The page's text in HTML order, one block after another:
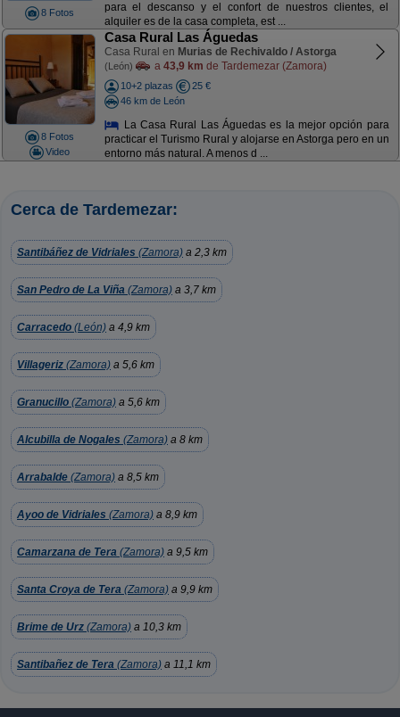
8 Fotos
para el descanso y el confort de nuestros clientes, el
alquiler es de la casa completa, est ...
8 Fotos
Video
Casa Rural Las Águedas
Casa Rural en Murias de Rechivaldo / Astorga
(León) a 43,9 km de Tardemezar (Zamora)
10+2 plazas
25 €
46 km de León
La Casa Rural Las Águedas es la mejor opción para
practicar el Turismo Rural y alojarse en Astorga pero en un
entorno más natural. A menos d ...
Cerca de Tardemezar:
Santibáñez de Vidriales (Zamora) a 2,3 km
San Pedro de La Viña (Zamora) a 3,7 km
Carracedo (León) a 4,9 km
Villageriz (Zamora) a 5,6 km
Granucillo (Zamora) a 5,6 km
Alcubilla de Nogales (Zamora) a 8 km
Arrabalde (Zamora) a 8,5 km
Ayoo de Vidriales (Zamora) a 8,9 km
Camarzana de Tera (Zamora) a 9,5 km
Santa Croya de Tera (Zamora) a 9,9 km
Brime de Urz (Zamora) a 10,3 km
Santibañez de Tera (Zamora) a 11,1 km